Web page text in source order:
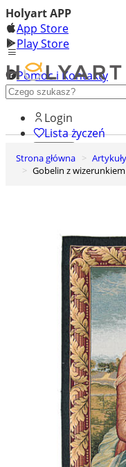
Holyart APP
App Store
Play Store
Pomoc i Kontakty
+48 222 922 860
Login
Lista życzeń
0
Koszyk
Strona główna
Gobelin z